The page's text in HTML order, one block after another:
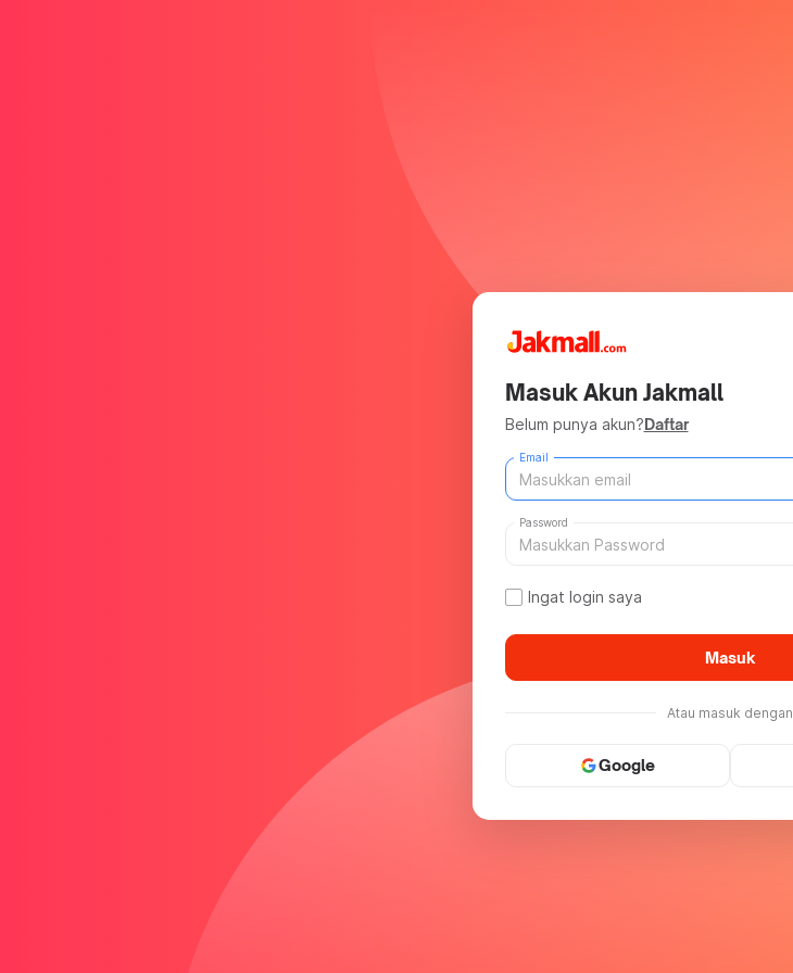
Masuk Akun Jakmall
Belum punya akun?Daftar
Email
Password
Ingat login saya
Masuk
Atau masuk dengan
Google